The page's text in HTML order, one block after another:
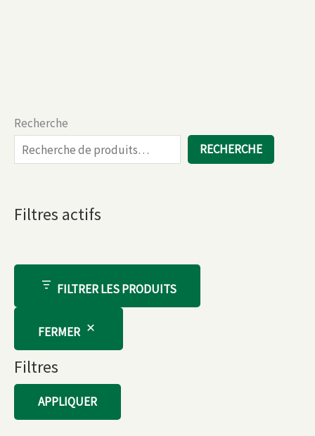
Recherche
RECHERCHE
Filtres actifs
FILTRER LES PRODUITS
FERMER
Filtres
APPLIQUER
la
page